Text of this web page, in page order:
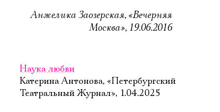
Анжелика Заозерская, «Вечерняя
Москва», 19.06.2016
Наука любви
Катерина Антонова, «Петербургский
Театральный Журнал», 1.04.2025